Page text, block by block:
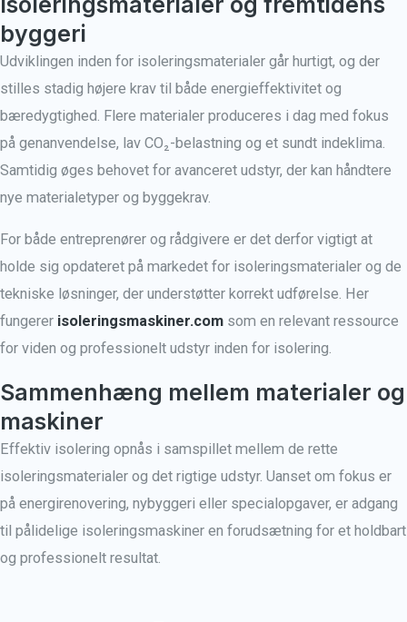
byggeri
Udviklingen inden for isoleringsmaterialer går hurtigt, og der
stilles stadig højere krav til både energieffektivitet og
bæredygtighed. Flere materialer produceres i dag med fokus
på genanvendelse, lav CO₂-belastning og et sundt indeklima.
Samtidig øges behovet for avanceret udstyr, der kan håndtere
nye materialetyper og byggekrav.
For både entreprenører og rådgivere er det derfor vigtigt at
holde sig opdateret på markedet for isoleringsmaterialer og de
tekniske løsninger, der understøtter korrekt udførelse. Her
fungerer isoleringsmaskiner.com som en relevant ressource
for viden og professionelt udstyr inden for isolering.
Sammenhæng mellem materialer og
maskiner
Effektiv isolering opnås i samspillet mellem de rette
isoleringsmaterialer og det rigtige udstyr. Uanset om fokus er
på energirenovering, nybyggeri eller specialopgaver, er adgang
til pålidelige isoleringsmaskiner en forudsætning for et holdbart
og professionelt resultat.